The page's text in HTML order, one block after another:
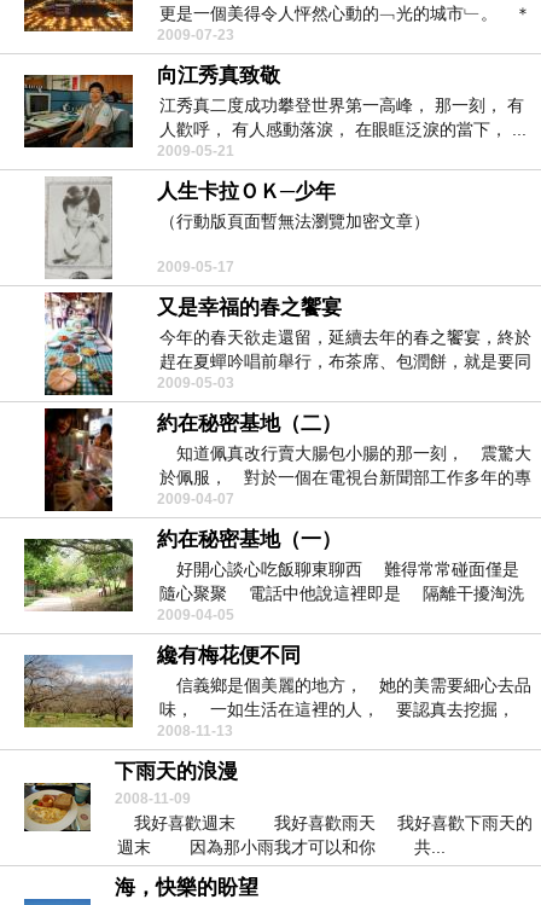
更是一個美得令人怦然心動的﹁光的城市﹂。 ＊
＊＊ ＊＊＊...
2009-07-23
向江秀真致敬
江秀真二度成功攀登世界第一高峰， 那一刻， 有
人歡呼， 有人感動落淚， 在眼眶泛淚的當下， ...
2009-05-21
人生卡拉ＯＫ─少年
（行動版頁面暫無法瀏覽加密文章）
2009-05-17
又是幸福的春之饗宴
今年的春天欲走還留，延續去年的春之饗宴，終於
趕在夏蟬吟唱前舉行，布茶席、包潤餅，就是要同
嘗幸福滋味。...
2009-05-03
約在秘密基地（二）
知道佩真改行賣大腸包小腸的那一刻， 震驚大
於佩服， 對於一個在電視台新聞部工作多年的專
業記者， 願...
2009-04-07
約在秘密基地（一）
好開心談心吃飯聊東聊西 難得常常碰面僅是
隨心聚聚 電話中他說這裡即是 隔離干擾淘洗
心靈...
2009-04-05
纔有梅花便不同
信義鄉是個美麗的地方， 她的美需要細心去品
味， 一如生活在這裡的人， 要認真去挖掘，
才能知道他們...
2008-11-13
下雨天的浪漫
2008-11-09
我好喜歡週末 我好喜歡雨天 我好喜歡下雨天的
週末 因為那小雨我才可以和你 共...
海，快樂的盼望